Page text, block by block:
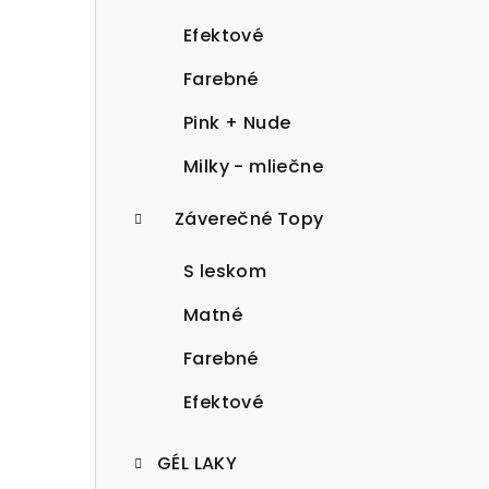
Efektové
Farebné
Pink + Nude
Milky - mliečne
Záverečné Topy
S leskom
Matné
Farebné
Efektové
GÉL LAKY